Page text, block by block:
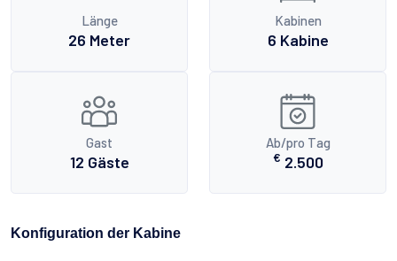
Länge
26 Meter
Kabinen
6 Kabine
Gast
12 Gäste
Ab/pro Tag
€ 2.500
Konfiguration der Kabine